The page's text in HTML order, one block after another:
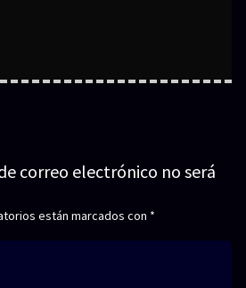
correo electrónico no será
están marcados con *